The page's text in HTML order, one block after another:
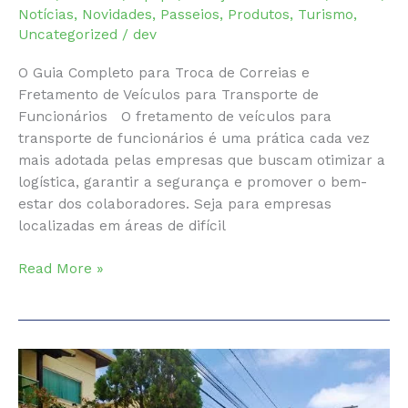
Notícias, Novidades, Passeios, Produtos, Turismo,
Uncategorized / dev
O Guia Completo para Troca de Correias e
Fretamento de Veículos para Transporte de
Funcionários O fretamento de veículos para
transporte de funcionários é uma prática cada vez
mais adotada pelas empresas que buscam otimizar a
logística, garantir a segurança e promover o bem-
estar dos colaboradores. Seja para empresas
localizadas em áreas de difícil
Fretamento
Transporte
de
Funcionários:
Read More »